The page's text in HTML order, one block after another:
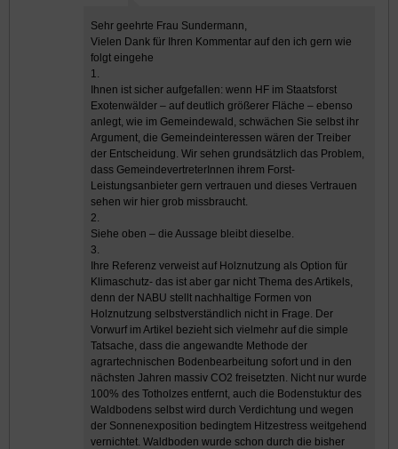
Sehr geehrte Frau Sundermann,
Vielen Dank für Ihren Kommentar auf den ich gern wie
folgt eingehe
1.
Ihnen ist sicher aufgefallen: wenn HF im Staatsforst
Exotenwälder – auf deutlich größerer Fläche – ebenso
anlegt, wie im Gemeindewald, schwächen Sie selbst ihr
Argument, die Gemeindeinteressen wären der Treiber
der Entscheidung. Wir sehen grundsätzlich das Problem,
dass GemeindevertreterInnen ihrem Forst-
Leistungsanbieter gern vertrauen und dieses Vertrauen
sehen wir hier grob missbraucht.
2.
Siehe oben – die Aussage bleibt dieselbe.
3.
Ihre Referenz verweist auf Holznutzung als Option für
Klimaschutz- das ist aber gar nicht Thema des Artikels,
denn der NABU stellt nachhaltige Formen von
Holznutzung selbstverständlich nicht in Frage. Der
Vorwurf im Artikel bezieht sich vielmehr auf die simple
Tatsache, dass die angewandte Methode der
agrartechnischen Bodenbearbeitung sofort und in den
nächsten Jahren massiv CO2 freisetzten. Nicht nur wurde
100% des Totholzes entfernt, auch die Bodenstuktur des
Waldbodens selbst wird durch Verdichtung und wegen
der Sonnenexposition bedingtem Hitzestress weitgehend
vernichtet. Waldboden wurde schon durch die bisher